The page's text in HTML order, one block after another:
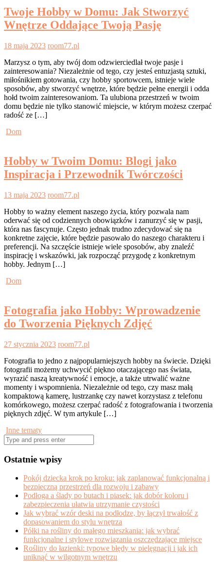
Twoje Hobby w Domu: Jak Stworzyć
Wnętrze Oddające Twoją Pasję
18 maja 2023 room77.pl
Marzysz o tym, aby twój dom odzwierciedlał twoje pasje i
zainteresowania? Niezależnie od tego, czy jesteś entuzjastą sztuki,
miłośnikiem gotowania, czy hobby sportowcem, istnieje wiele
sposobów, aby stworzyć wnętrze, które będzie pełne energii i odda
hołd twoim zainteresowaniom. Ta ulubiona przestrzeń w twoim
domu będzie nie tylko stanowić miejscie, w którym możesz czerpać
radość ze […]
Dom
Hobby w Twoim Domu: Blogi jako
Inspiracja i Przewodnik Twórczości
13 maja 2023 room77.pl
Hobby to ważny element naszego życia, który pozwala nam
oderwać się od codziennych obowiązków i zanurzyć się w pasji,
która nas fascynuje. Często jednak trudno zdecydować się na
konkretne zajęcie, które będzie pasowało do naszego charakteru i
preferencji. Na szczęście istnieje wiele sposobów, aby znaleźć
inspirację i wskazówki, jak rozpocząć przygodę z konkretnym
hobby. Jednym […]
Dom
Fotografia jako Hobby: Wprowadzenie
do Tworzenia Pięknych Zdjęć
27 stycznia 2023 room77.pl
Fotografia to jedno z najpopularniejszych hobby na świecie. Dzięki
fotografii możemy uchwycić piękno otaczającego nas świata,
wyrazić naszą kreatywność i emocje, a także utrwalić ważne
momenty i wspomnienia. Niezależnie od tego, czy masz małą
kompaktową kamerę, lustrzankę czy nawet korzystasz z telefonu
komórkowego, możesz czerpać radość z fotografowania i tworzenia
pięknych zdjęć. W tym artykule […]
Inne tematy
Search
for:
Ostatnie wpisy
Pokój dziecka krok po kroku: jak zaplanować funkcjonalną i
bezpieczną przestrzeń dla rozwoju i zabawy
Podłoga a ślady po butach i piasek: jak dobór koloru i
zabezpieczenia ułatwia utrzymanie czystości
Jak wybrać wzór deski na podłodze, by łączył trwałość z
dopasowaniem do stylu wnętrza
Półki na rośliny do małego mieszkania: jak wybrać
funkcjonalne i stylowe rozwiązania oszczędzające miejsce
Rośliny do łazienki: typowe błędy w pielęgnacji i jak ich
uniknąć w wilgotnym wnętrzu